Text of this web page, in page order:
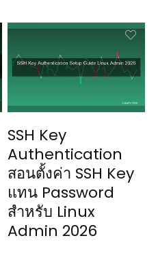
SSH Key
Authentication
สอนตั้งค่า SSH Key
แทน Password
สำหรับ Linux
Admin 2026